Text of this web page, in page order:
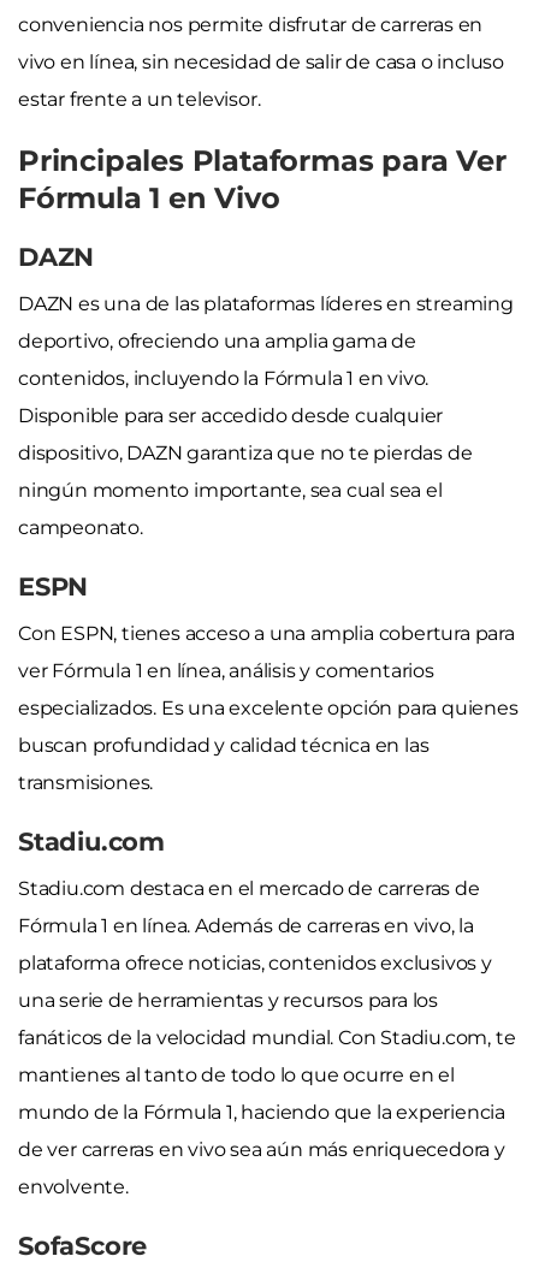
conveniencia nos permite disfrutar de carreras en
vivo en línea, sin necesidad de salir de casa o incluso
estar frente a un televisor.
Principales Plataformas para Ver
Fórmula 1 en Vivo
DAZN
DAZN es una de las plataformas líderes en streaming
deportivo, ofreciendo una amplia gama de
contenidos, incluyendo la Fórmula 1 en vivo.
Disponible para ser accedido desde cualquier
dispositivo, DAZN garantiza que no te pierdas de
ningún momento importante, sea cual sea el
campeonato.
ESPN
Con ESPN, tienes acceso a una amplia cobertura para
ver Fórmula 1 en línea, análisis y comentarios
especializados. Es una excelente opción para quienes
buscan profundidad y calidad técnica en las
transmisiones.
Stadiu.com
Stadiu.com destaca en el mercado de carreras de
Fórmula 1 en línea. Además de carreras en vivo, la
plataforma ofrece noticias, contenidos exclusivos y
una serie de herramientas y recursos para los
fanáticos de la velocidad mundial. Con Stadiu.com, te
mantienes al tanto de todo lo que ocurre en el
mundo de la Fórmula 1, haciendo que la experiencia
de ver carreras en vivo sea aún más enriquecedora y
envolvente.
SofaScore